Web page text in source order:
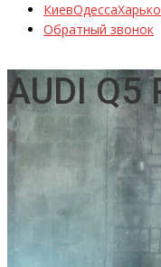
КиевОдесса
Обратный звонок
AUDI Q5